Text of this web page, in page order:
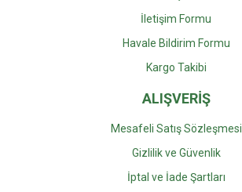
İletişim Formu
Havale Bildirim Formu
Kargo Takibi
ALIŞVERİŞ
Mesafeli Satış Sözleşmesi
Gizlilik ve Güvenlik
İptal ve İade Şartları